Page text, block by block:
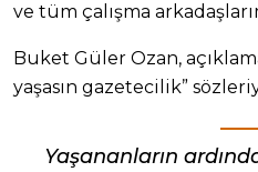
ve tüm çalışma
Buket Güler Ozan,
yaşasın gazetecilik”
Yaşananların